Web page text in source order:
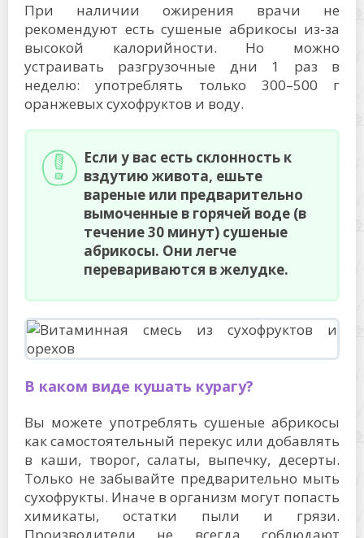
При наличии ожирения врачи не
рекомендуют есть сушеные абрикосы из-за
высокой калорийности. Но можно
устраивать разгрузочные дни 1 раз в
неделю: употреблять только 300–500 г
оранжевых сухофруктов и воду.
Если у вас есть склонность к
вздутию живота, ешьте
вареные или предварительно
вымоченные в горячей воде (в
течение 30 минут) сушеные
абрикосы. Они легче
перевариваются в желудке.
В каком виде кушать курагу?
Вы можете употреблять сушеные абрикосы
как самостоятельный перекус или добавлять
в каши, творог, салаты, выпечку, десерты.
Только не забывайте предварительно мыть
сухофрукты. Иначе в организм могут попасть
химикаты, остатки пыли и грязи.